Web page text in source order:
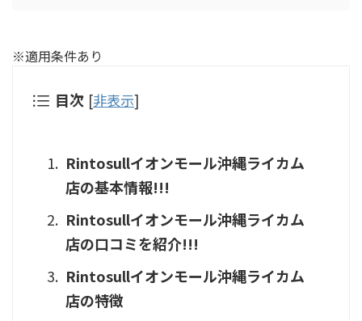
※適用条件あり
目次 [非表示]
Rintosullイオンモール沖縄ライカム
店の基本情報!!!
Rintosullイオンモール沖縄ライカム
店の口コミを紹介!!!
Rintosullイオンモール沖縄ライカム
店の特徴